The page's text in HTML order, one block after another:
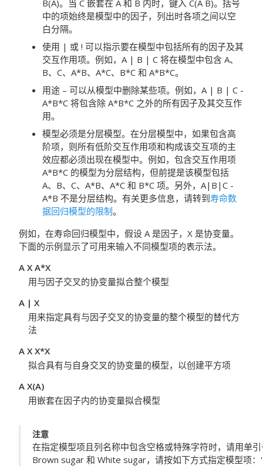
B(A)。当 C 嵌套在 A 和 B 内时，键入 C(A B)。括号
中的项始终是模型中的因子，列出时各项之间以空
白分隔。
使用 | 或 ! 可以指示要在模型中包括所有的因子及其
交互作用项。例如，A | B | C 将在模型中包含 A、
B、C、A*B、A*C、B*C 和 A*B*C。
用途 – 可以从模型中删除某些项。例如，A | B | C -
A*B*C 将包含除 A*B*C 之外的所有因子及其交互作
用。
模型必须是分层模型。在分层模型中，如果包含高
阶项，则所有低阶交互作用项和构成该交互项的主
效应都必须出现在模型中。例如，包含交互作用项
A*B*C 的模型为分层结构，但前提是该模型包括
A、B、C、A*B、A*C 和 B*C 项。另外，A|B|C -
A*B 不是分层结构。有关更多信息，请转到寿命数
据回归模型的限制。
例如，在寿命回归模型中，假设 A 是因子，X 是协变量。
下面的示例显示了可用来输入不同模型项的表示法。
A X A*X
用与因子交叉的协变量拟合整个模型
A | X
用来指定具有与因子交叉的协变量的整个模型的替代方
法
A X X*X
拟合具有与自身交叉的协变量的模型，以创建平方项
A X(A)
用嵌套在因子内的协变量拟合模型
注意
在指定模型项且列名称中包含空格或特殊字符时，请用单
Brown sugar 和 White sugar，请按如下方式指定模型项